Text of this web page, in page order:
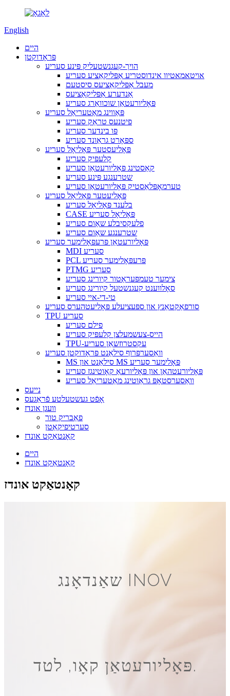
English
היים
פּראָדוקטן
הויך-קעגנשטעליק פּינע סעריע
אויטאמאטיוו אינדוסטריע אַפּליקאַציע סעריע
מעבל אַפּליקאַציעס סיסטעם
אַנדערע אַפּליקאַציעס
פּאָליורעטאַן שוכוואַרג סעריע
פּאַווינג מאַטעריאַל סעריע
פיטנעס טראַק סעריע
פּו בינדער סעריע
ספּאָרט גראַונד סעריע
פּאָליעסטער פּאָליאָל סעריע
קלעפּיק סעריע
קאַסטינג פּאָליורעטאַן סעריע
שטרענגע פּינע סעריע
טערמאָפּלאַסטיק פּאָליורעטאַן סעריע
פּאָליעטער פּאָליאָל סעריע
בלענד פּאָליאָל סעריע
CASE פּאָליאָל סעריע
פלעקסיבלע שאַום סעריע
שטרענגע שאַום סעריע
פּאָליורעטאַן פּרעפּאָלימער סעריע
MDI סעריע
PCL פּרעפּאָלימער סעריע
PTMG סעריע
צימער טעמפּעראַטור קיורינג סעריע
סאָלווענט קעגנשטעל קיורינג סעריע
טי-די-איי סעריע
סורפאַקטאַנץ און ספּעציעלע פּאָליעטהערס סעריע
TPU סעריע
פילם סעריע
הייס-צעשמעלצן קלעפּיק סעריע
TPU-עקסטרוזשאַן סעריע
וואַסערפּרוף סילאַנט פּראָדוקטן סעריע
MS סילאַנט און MS פּאָלימער סעריע
פּאָליורעטהאַן און פּאָליורעאַ קאָוטינגז סעריע
וואַסערסטאָפּ גראַוטינג מאַטעריאַל סעריע
נייעס
אָפֿט געשטעלטע פֿראַגעס
וועגן אונדז
פאַבריק טור
סערטיפיקאַטן
קאָנטאַקט אונדז
היים
קאָנטאַקט אונדז
קאָנטאַקט אונדז
שאַנדאָנג INOV
פּאָליורעטאַן קאָו, לטד.